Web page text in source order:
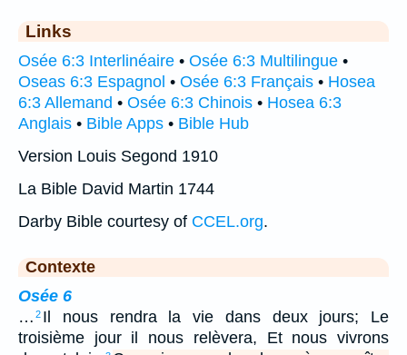
Links
Osée 6:3 Interlinéaire • Osée 6:3 Multilingue •
Oseas 6:3 Espagnol • Osée 6:3 Français • Hosea
6:3 Allemand • Osée 6:3 Chinois • Hosea 6:3
Anglais • Bible Apps • Bible Hub
Version Louis Segond 1910
La Bible David Martin 1744
Darby Bible courtesy of CCEL.org.
Contexte
Osée 6
… 2 Il nous rendra la vie dans deux jours; Le
troisième jour il nous relèvera, Et nous vivrons